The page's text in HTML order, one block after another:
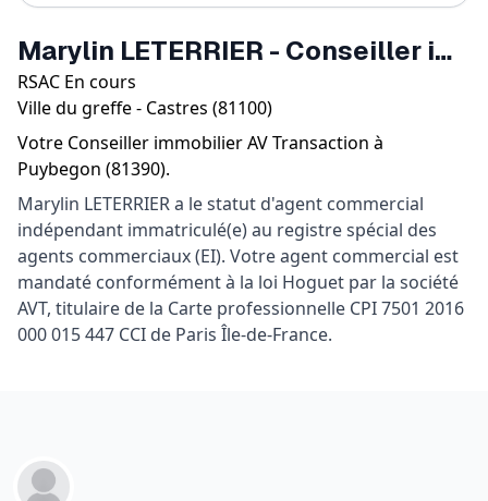
Marylin LETERRIER - Conseiller immobilier
RSAC En cours
Ville du greffe - Castres (81100)
Votre Conseiller immobilierAV Transaction à
Puybegon (81390).
Marylin LETERRIER a le statut d'agent commercial
indépendant immatriculé(e) au registre spécial des
agents commerciaux (EI). Votre agent commercial est
mandaté conformément à la loi Hoguet par la société
AVT, titulaire de la Carte professionnelle CPI 7501 2016
000 015 447 CCI de Paris Île-de-France.